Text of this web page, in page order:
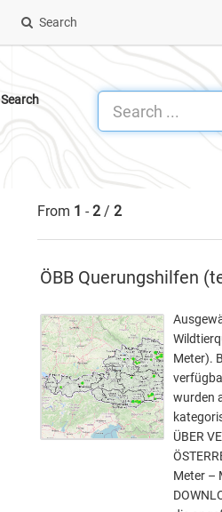
Search
Search
From 1 - 2 / 2
ÖBB Querungshilfen
Meter).
wurden
ÜBER
Meter –